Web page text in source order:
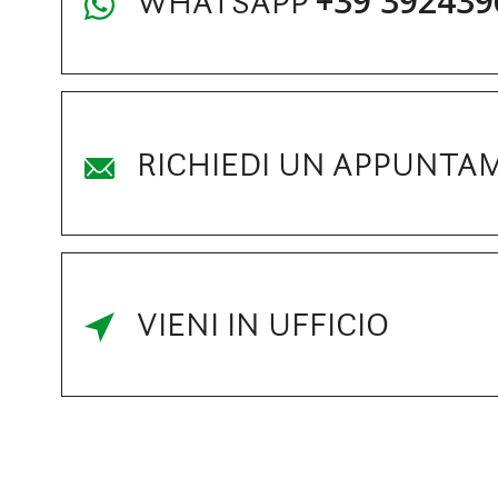
RICHIEDI UN
VIENI IN UFFICIO